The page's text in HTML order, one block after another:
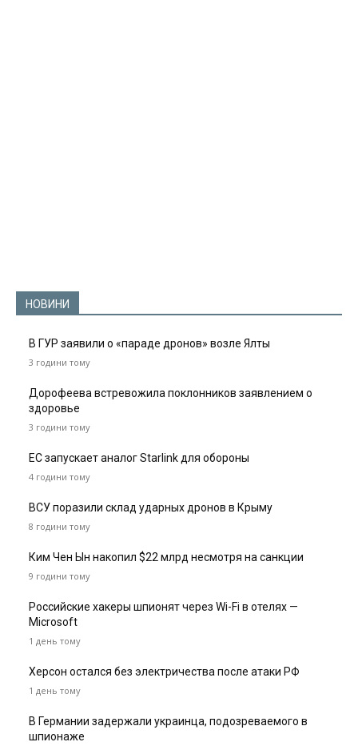
НОВИНИ
В ГУР заявили о «параде дронов» возле Ялты
3 години тому
Дорофеева встревожила поклонников заявлением о
здоровье
3 години тому
ЕС запускает аналог Starlink для обороны
4 години тому
ВСУ поразили склад ударных дронов в Крыму
8 години тому
Ким Чен Ын накопил $22 млрд несмотря на санкции
9 години тому
Российские хакеры шпионят через Wi-Fi в отелях —
Microsoft
1 день тому
Херсон остался без электричества после атаки РФ
1 день тому
В Германии задержали украинца, подозреваемого в
шпионаже